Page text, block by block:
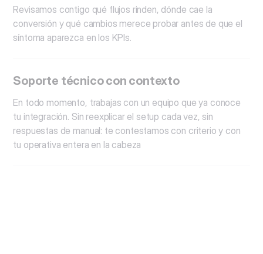
Revisamos contigo qué flujos rinden, dónde cae la
conversión y qué cambios merece probar antes de que el
síntoma aparezca en los KPIs.
Soporte técnico con contexto
En todo momento, trabajas con un equipo que ya conoce
tu integración. Sin reexplicar el setup cada vez, sin
respuestas de manual: te contestamos con criterio y con
tu operativa entera en la cabeza